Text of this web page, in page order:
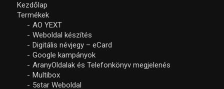
Kezdőlap
Termékek
AO YEXT
Weboldal készítés
Digitális névjegy – eCard
Google kampányok
AranyOldalak és Telefonkönyv megjelenés
Multibox
5star Weboldal